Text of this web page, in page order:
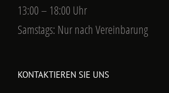
13:00 – 18:00 Uhr
Samstags: Nur nach Vereinbarung
KONTAKTIEREN SIE UNS